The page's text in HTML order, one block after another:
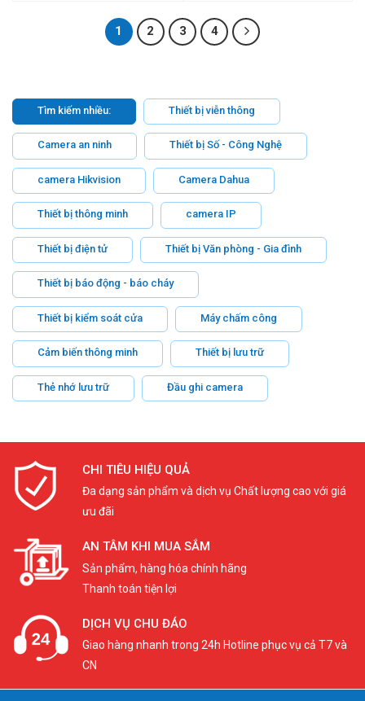
1 2 3 4
Tìm kiếm nhiều: Thiết bị viễn thông
Camera an ninh Thiết bị Số - Công Nghệ
camera Hikvision Camera Dahua
Thiết bị thông minh camera IP
Thiết bị điện tử Thiết bị Văn phòng - Gia đình
Thiết bị báo động - báo cháy
Thiết bị kiểm soát cửa Máy chấm công
Cảm biến thông minh Thiết bị lưu trữ
Thẻ nhớ lưu trữ Đầu ghi camera
CHI TIÊU HIỆU QUẢ
Đa dạng sản phẩm và dịch vụ Chất lượng cao với giá
ưu đãi
AN TÂM KHI MUA SẮM
Sản phẩm, hàng hóa chính hãng
Thanh toán tiện lợi
DỊCH VỤ CHU ĐÁO
Giao hàng nhanh trong 24h Hotline phục vụ cả T7 và
CN